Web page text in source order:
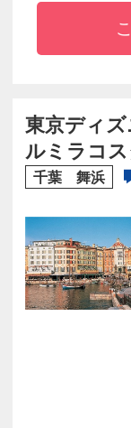
ーホテル！
★シネマ、シ
た寛ぎの空間♪
東京ディ
ルミラコス
千葉 舞浜